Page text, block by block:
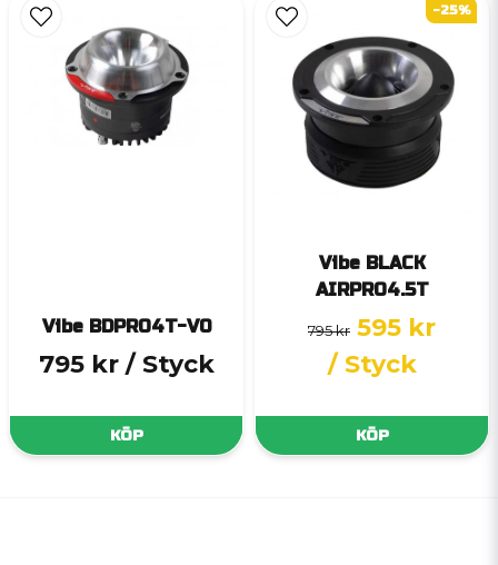
Vibe BDPRO4T-V0
795 kr / Styck
KÖP
Vibe BLACK
AIRPRO4.5T
795 kr 595 kr
/ Styck
KÖP
-25%